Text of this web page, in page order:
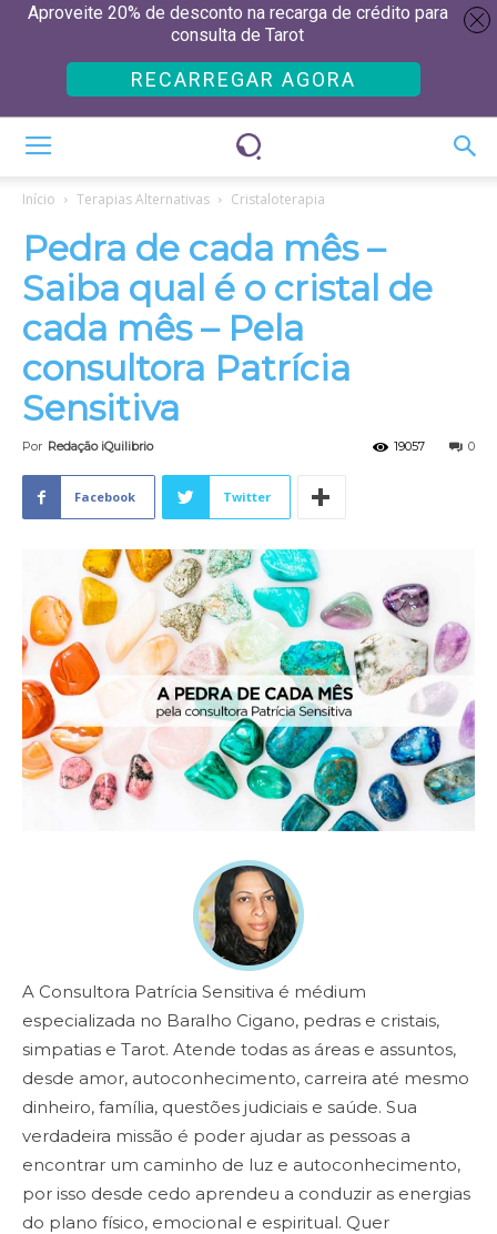
Início Terapias Alternativas Cristaloterapia
Pedra de cada mês –
Saiba qual é o cristal de
cada mês – Pela
consultora Patrícia
Sensitiva
Por Redação iQuilibrio 0
19057
Facebook Twitter
A Consultora Patrícia Sensitiva é médium
especializada no Baralho Cigano, pedras e cristais,
simpatias e Tarot. Atende todas as áreas e assuntos,
desde amor, autoconhecimento, carreira até mesmo
dinheiro, família, questões judiciais e saúde. Sua
verdadeira missão é poder ajudar as pessoas a
encontrar um caminho de luz e autoconhecimento,
por isso desde cedo aprendeu a conduzir as energias
do plano físico, emocional e espiritual. Quer
Aproveite 20% de desconto na recarga de crédito para
consulta de Tarot
RECARREGAR AGORA